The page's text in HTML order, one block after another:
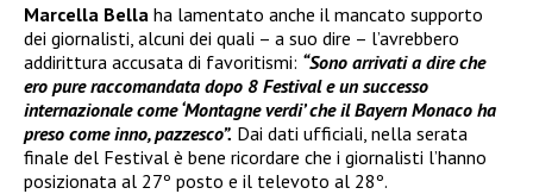
Marcella Bella ha lamentato anche il mancato supporto
dei giornalisti, alcuni dei quali – a suo dire – l’avrebbero
addirittura accusata di favoritismi: “Sono arrivati a dire che
ero pure raccomandata dopo 8 Festival e un successo
internazionale come ‘Montagne verdi’ che il Bayern Monaco ha
preso come inno, pazzesco”. Dai dati ufficiali, nella serata
finale del Festival è bene ricordare che i giornalisti l’hanno
posizionata al 27º posto e il televoto al 28º.